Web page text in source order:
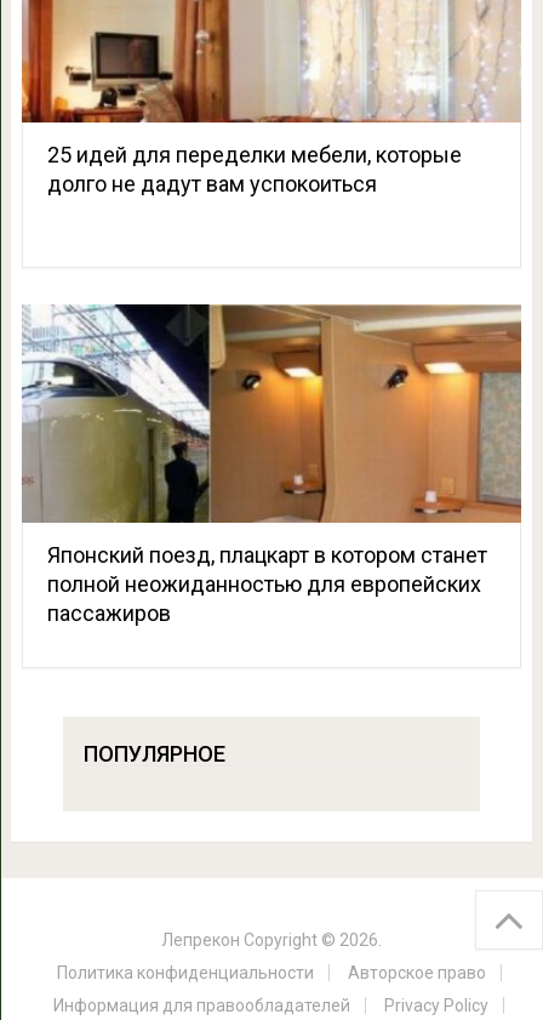
25 идей для переделки мебели, которые
долго не дадут вам успокоиться
Японский поезд, плацкарт в котором станет
полной неожиданностью для европейских
пассажиров
ПОПУЛЯРНОЕ
Лепрекон Copyright © 2026.
Политика конфиденциальности
Авторское право
Информация для правообладателей
Privacy Policy